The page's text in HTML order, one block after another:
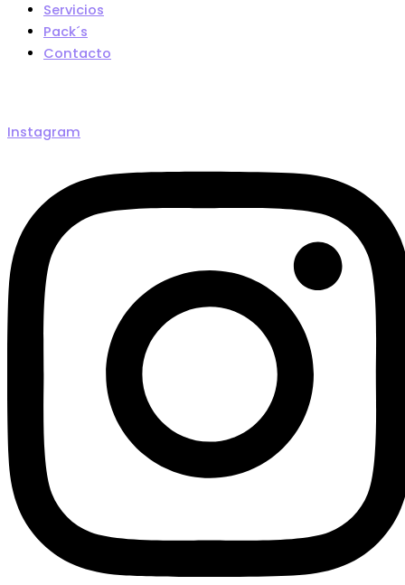
Servicios
Pack´s
Contacto
Instagram